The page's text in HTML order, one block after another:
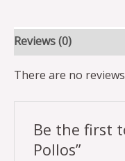
Reviews (0)
There are no
Be the first
Pollos”